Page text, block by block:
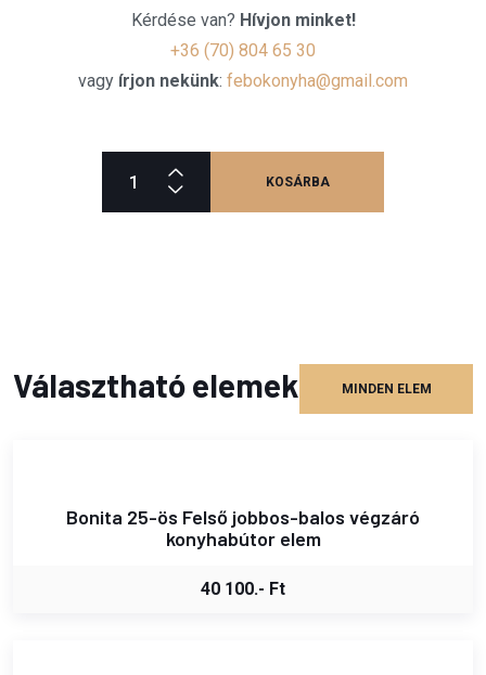
Kérdése van? Hívjon minket!
+36 (70) 804 65 30
vagy írjon nekünk: febokonyha@gmail.com
KOSÁRBA
Választható elemek MINDEN ELEM
Bonita 25-ös Felső jobbos-balos végzáró
konyhabútor elem
40 100.- Ft